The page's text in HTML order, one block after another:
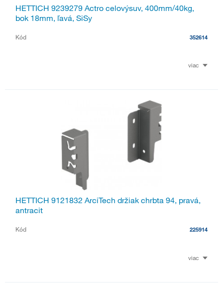
HETTICH 9239279 Actro celovýsuv, 400mm/40kg,
bok 18mm, ľavá, SiSy
Kód 352614
viac
HETTICH 9121832 ArciTech držiak chrbta 94, pravá,
antracit
Kód 225914
viac